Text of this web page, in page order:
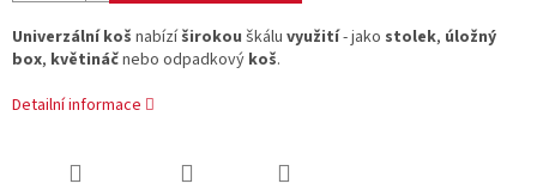
Univerzální koš nabízíširokou škálu využití- jako stolek, úložný
box, květináčnebo odpadkový koš.
Detailní informace